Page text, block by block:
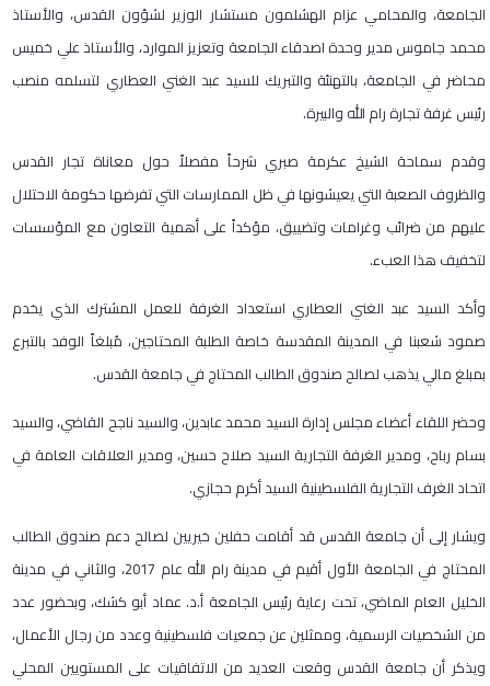
الجامعة، والمحامي عزام الهشلمون مستشار الوزير لشؤون القدس، والأستاذ
محمد جاموس مدير وحدة اصدقاء الجامعة وتعزيز الموارد، والأستاذ علي خميس
محاضر في الجامعة، بالتهنئة والتبريك للسيد عبد الغني العطاري لتسلمه منصب
رئيس غرفة تجارة رام الله والبيرة.
وقدم سماحة الشيخ عكرمة صبري شرحاً مفصلاً حول معاناة تجار القدس
والظروف الصعبة التي يعيشونها في ظل الممارسات التي تفرضها حكومة الاحتلال
عليهم من ضرائب وغرامات وتضييق، مؤكداً على أهمية التعاون مع المؤسسات
لتخفيف هذا العبء.
وأكد السيد عبد الغني العطاري استعداد الغرفة للعمل المشترك الذي يخدم
صمود شعبنا في المدينة المقدسة خاصة الطلبة المحتاجين، مُبلغاً الوفد بالتبرع
بمبلغ مالي يذهب لصالح صندوق الطالب المحتاج في جامعة القدس.
وحضر اللقاء أعضاء مجلس إدارة السيد محمد عابدين، والسيد ناجح القاضي، والسيد
بسام رباح، ومدير الغرفة التجارية السيد صلاح حسين، ومدير العلاقات العامة في
اتحاد الغرف التجارية الفلسطينية السيد أكرم حجازي.
ويشار إلى أن جامعة القدس قد أقامت حفلين خيريين لصالح دعم صندوق الطالب
المحتاج في الجامعة الأول أقيم في مدينة رام الله عام 2017، والثاني في مدينة
الخليل العام الماضي، تحت رعاية رئيس الجامعة أ.د. عماد أبو كشك، وبحضور عدد
من الشخصيات الرسمية، وممثلين عن جمعيات فلسطينية وعدد من رجال الأعمال،
ويذكر أن جامعة القدس وقعت العديد من الاتفاقيات على المستويين المحلي